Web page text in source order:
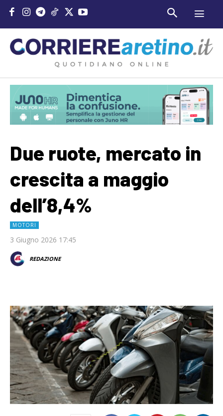
Due ruote, mercato in
crescita a maggio
dell’8,4%
MOTORI
3 Giugno 2026 17:45
REDAZIONE